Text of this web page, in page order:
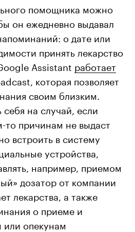
помощника можно
он ежедневно выдавал
о дате или
принять лекарство
Assistant работает
которая позволяет
своим близким.
на случай, если
причинам не выдаст
встроить в систему
устройства,
например, приемом
дозатор от компании
лекарства, а также
о приеме и
или опекунам